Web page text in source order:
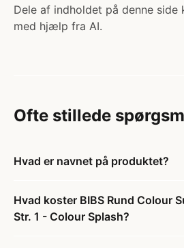
Dele af indholdet på denne
med hjælp fra AI.
Ofte stillede
Hvad er navnet på produktet?
Hvad koster BIBS Rund Colour
Str. 1 - Colour Splash?